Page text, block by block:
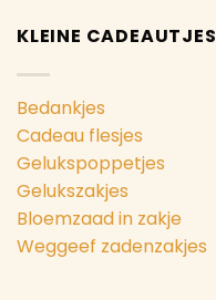
KLEINE CADEAUTJES
Bedankjes
Cadeau flesjes
Gelukspoppetjes
Gelukszakjes
Bloemzaad in zakje
Weggeef zadenzakjes